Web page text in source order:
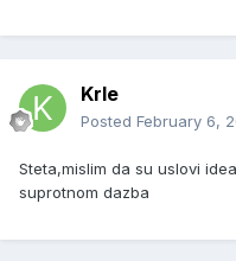
Krle
Posted February 6,
Steta,mislim da su uslovi
suprotnom dazba